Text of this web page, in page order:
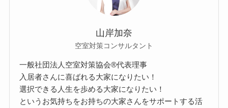
山岸加奈
空室対策コンサルタント
一般社団法人空室対策協会®︎代表理事
入居者さんに喜ばれる大家になりたい！
選択できる人生を歩める大家になりたい！
というお気持ちをお持ちの大家さんをサポートする活